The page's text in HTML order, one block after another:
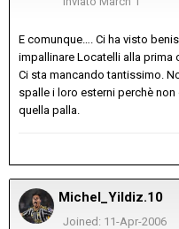
E comunque…. Ci ha visto
impallinare Locatelli alla prima
Ci sta mancando tantissimo.
spalle i loro esterni perchè
quella palla.
Michel_Yildiz.10
Joined: 11-Apr-2006